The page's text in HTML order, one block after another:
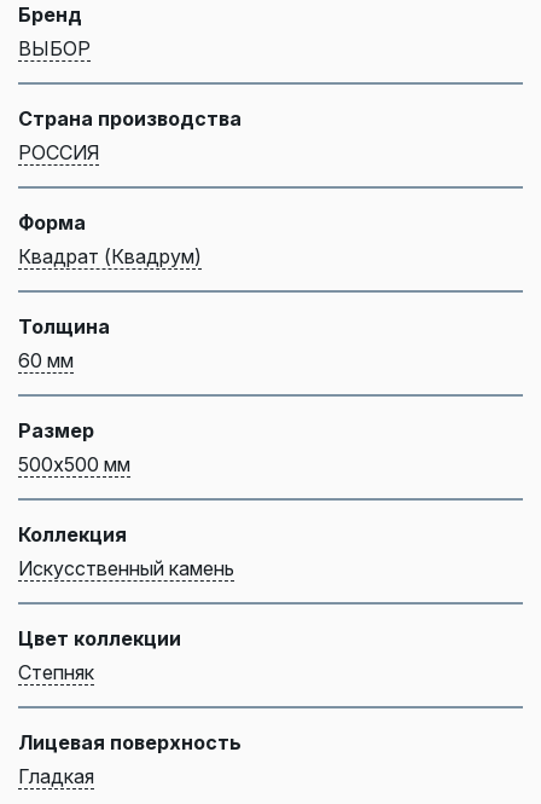
Бренд
ВЫБОР
Страна производства
РОССИЯ
Форма
Квадрат (Квадрум)
Толщина
60 мм
Размер
500х500 мм
Коллекция
Искусственный камень
Цвет коллекции
Степняк
Лицевая поверхность
Гладкая